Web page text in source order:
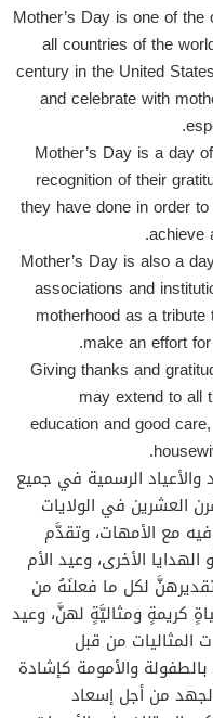
Mother’s Day is one of
all countries of the
century in the United
and celebrate with
Mother’s Day is a day
recognition of their
they have done in order
achieve
Mother’s Day is also a
associations and
motherhood as a
make an effort
Giving thanks and
may extend to all
education and good
والأعياد الرسمية في جميع
العشرين في الولايات
مع الأمهات، وتقدَّم
الأخرى، وعيد الأم
لكل ما فعلنَهُ من
كريمةٍ ومثاليَّةٍ لهنَّ، وعيد
المثاليات من قبل
والأمومة كإشادة
من أجل إسعاد